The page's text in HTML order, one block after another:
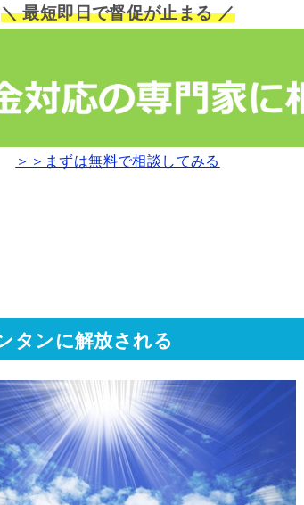
＼ 最短即日で督促が止まる ／
＞＞まずは無料で相談してみる
タンに解放される